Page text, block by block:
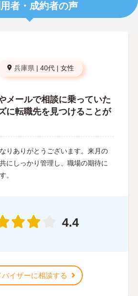
者・成約者の声
兵庫県 | 40代 | 女性
メールで相談に乗っていた
に転職先を見つけることが
りありがとうございます。来月の
にしっかり管理し、職場の期待に
。
4.4
バイザーに相談する